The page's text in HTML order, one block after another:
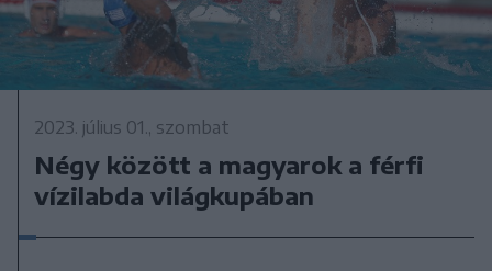
2023. július 01., szombat
Négy között a magyarok a férfi
vízilabda világkupában